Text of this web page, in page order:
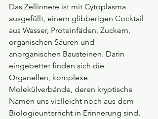
Das Zellinnere ist mit Cytoplasma
ausgefüllt, einem glibberigen Cocktail
aus Wasser, Proteinfäden, Zuckern,
organischen Säuren und
anorganischen Bausteinen. Darin
eingebettet finden sich die
Organellen, komplexe
Molekülverbände, deren kryptische
Namen uns vielleicht noch aus dem
Biologieunterricht in Erinnerung sind.